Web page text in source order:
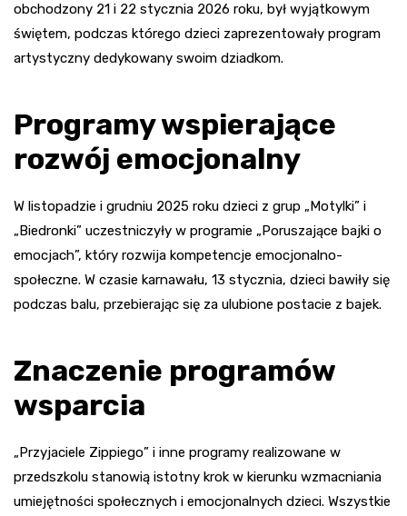
obchodzony 21 i 22 stycznia 2026 roku, był wyjątkowym
świętem, podczas którego dzieci zaprezentowały program
artystyczny dedykowany swoim dziadkom.
Programy wspierające
rozwój emocjonalny
W listopadzie i grudniu 2025 roku dzieci z grup „Motylki” i
„Biedronki” uczestniczyły w programie „Poruszające bajki o
emocjach”, który rozwija kompetencje emocjonalno-
społeczne. W czasie karnawału, 13 stycznia, dzieci bawiły się
podczas balu, przebierając się za ulubione postacie z bajek.
Znaczenie programów
wsparcia
„Przyjaciele Zippiego” i inne programy realizowane w
przedszkolu stanowią istotny krok w kierunku wzmacniania
umiejętności społecznych i emocjonalnych dzieci. Wszystkie